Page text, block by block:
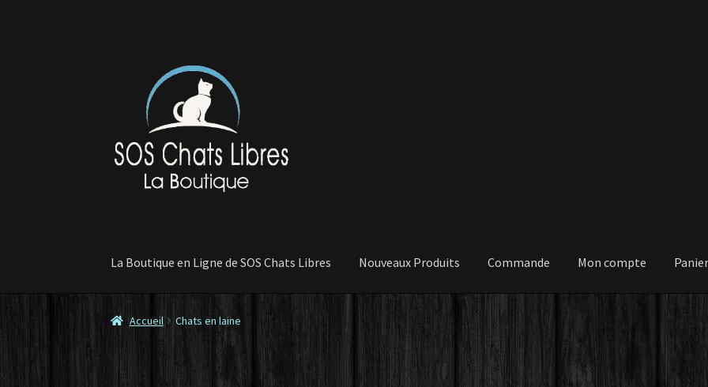
navigation
contenu
La Boutique en Ligne de SOS Chats Libres Nouveaux Produits Commande Mon compte
Contactez-nous Commande
Conditions générales de vente – Cnil – Loi informatique et libertés – Règlement général sur la protection des
Accueil Chats en laine